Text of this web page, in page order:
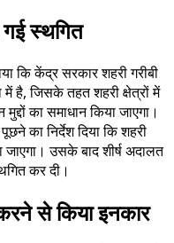
स्थगित
कि केंद्र सरकार शहरी गरीबी
है, जिसके तहत शहरी क्षेत्रों में
का समाधान किया जाएगा।
का निर्देश दिया कि शहरी
उसके बाद शीर्ष अदालत
कर दी।
करने से किया इनकार